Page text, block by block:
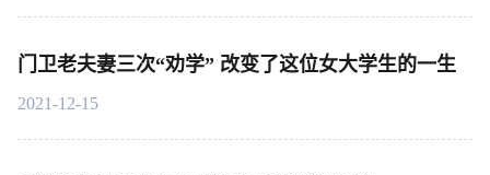
门卫老夫妻三次“劝学” 改变了这位女大学生的一生
2021-12-15